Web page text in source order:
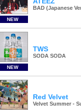
NEW
BAD (Japanese
NEW
TWS
SODA SODA
Red Velvet
Velvet Summer -